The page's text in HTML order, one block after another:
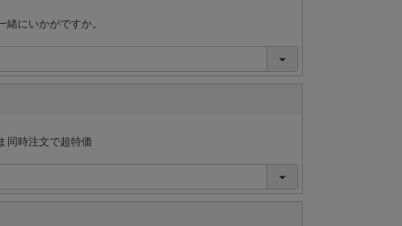
にいかがですか。
同時注文で超特価